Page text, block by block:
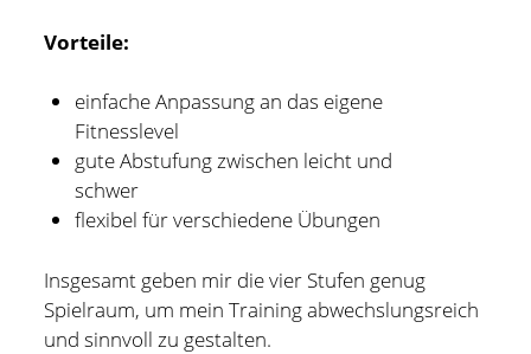
Vorteile:
einfache Anpassung an das eigene
Fitnesslevel
gute Abstufung zwischen leicht und
schwer
flexibel für verschiedene Übungen
Insgesamt geben mir die vier Stufen genug
Spielraum, um mein Training abwechslungsreich
und sinnvoll zu gestalten.